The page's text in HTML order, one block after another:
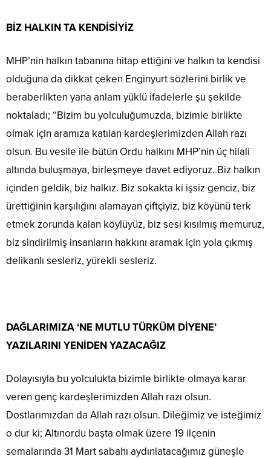
BİZ HALKIN TA KENDİSİYİZ
MHP’nin halkın tabanına hitap ettiğini ve halkın ta kendisi
olduğuna da dikkat çeken Enginyurt sözlerini birlik ve
beraberlikten yana anlam yüklü ifadelerle şu şekilde
noktaladı; “Bizim bu yolculuğumuzda, bizimle birlikte
olmak için aramıza katılan kardeşlerimizden Allah razı
olsun. Bu vesile ile bütün Ordu halkını MHP’nin üç hilali
altında buluşmaya, birleşmeye davet ediyoruz. Biz halkın
içinden geldik, biz halkız. Biz sokakta ki işsiz genciz, biz
ürettiğinin karşılığını alamayan çiftçiyiz, biz köyünü terk
etmek zorunda kalan köylüyüz, biz sesi kısılmış memuruz,
biz sindirilmiş insanların hakkını aramak için yola çıkmış
delikanlı sesleriz, yürekli sesleriz.
DAĞLARIMIZA ‘NE MUTLU TÜRKÜM DİYENE’
YAZILARINI YENİDEN YAZACAĞIZ
Dolayısıyla bu yolculukta bizimle birlikte olmaya karar
veren genç kardeşlerimizden Allah razı olsun.
Dostlarımızdan da Allah razı olsun. Dileğimiz ve isteğimiz
o dur ki; Altınordu başta olmak üzere 19 ilçenin
semalarında 31 Mart sabahı aydınlatacağımız güneşle